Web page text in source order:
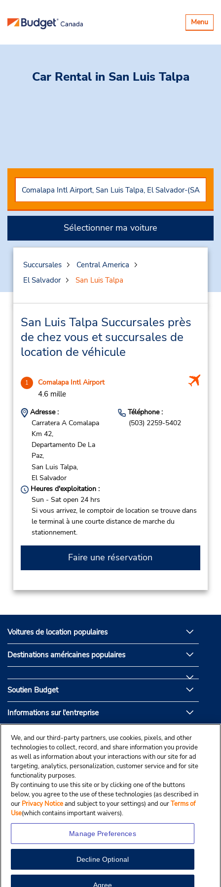
Basculer
la
Menu
Car Rental in San Luis Talpa
Sélectionner ma voiture
Succursales
Central America
El Salvador
San Luis Talpa
View Map
San Luis Talpa Succursales près
de chez vous et succursales de
location de véhicule
1 Comalapa Intl Airport
4.6 mille
Adresse :
Carratera A Comalapa
Km 42,
Departamento De La
Paz,
San Luis Talpa,
El Salvador
Téléphone :
(503) 2259-5402
Heures d'exploitation :
Sun - Sat open 24 hrs
Si vous arrivez, le comptoir de location se trouve dans
le terminal à une courte distance de marche du
stationnement.
Faire une réservation
Voitures de location populaires
Destinations américaines populaires
Soutien Budget
Informations sur l'entreprise
Partenaires de Budget
© Droit d’auteur, Budgetcar, Inc., 2025.
We, and our third-party partners, use cookies, pixels, and other
technologies to collect, record, and share information you provide
as well as information about your interactions with our site for ad
targeting, analytics, personalization, customer service and for site
functionality purposes.
By continuing to use this site or by clicking one of the buttons
below, you agree to the use of these technologies (as described in
our Privacy Noticeand subject to your settings) and ourTerms of
Use(which contains important waivers).
Manage Preferences
Decline Optional
Agree